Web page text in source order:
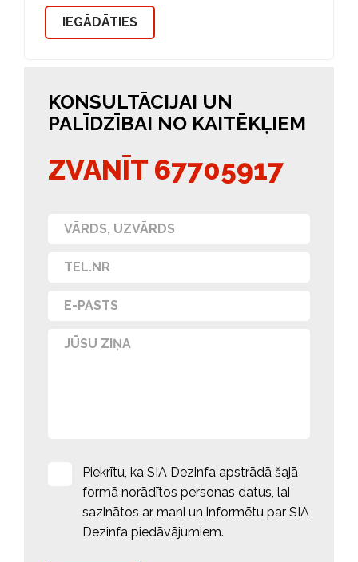
IEGĀDĀTIES
KONSULTĀCIJAI UN
PALĪDZĪBAI NO KAITĒKĻIEM
ZVANĪT 67705917
Piekrītu, ka SIA Dezinfa apstrādā šajā
formā norādītos personas datus, lai
sazinātos ar mani un informētu par SIA
Dezinfa piedāvājumiem.